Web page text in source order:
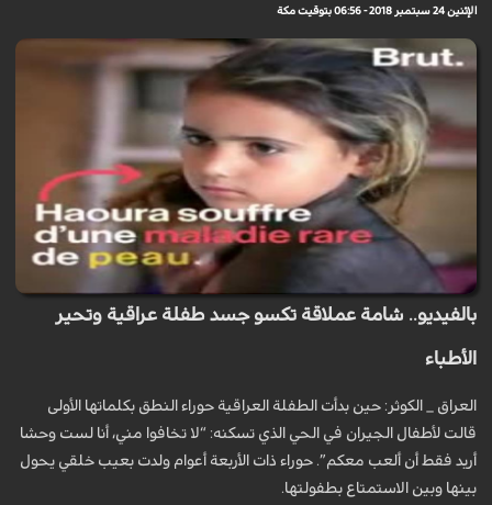
الإثنين 24 سبتمبر 2018 - 06:56 بتوقيت مكة
بالفيديو.. شامة عملاقة تكسو جسد طفلة عراقية وتحير
الأطباء
العراق _ الكوثر: حين بدأت الطفلة العراقية حوراء النطق بكلماتها الأولى
قالت لأطفال الجيران في الحي الذي تسكنه: “لا تخافوا مني، أنا لست وحشا
أريد فقط أن ألعب معكم”. حوراء ذات الأربعة أعوام ولدت بعيب خلقي يحول
بينها وبين الاستمتاع بطفولتها.